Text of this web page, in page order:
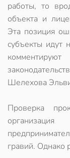
работы, то
объекта и
Эта позиция
субъекты идут
Шелехова
Проверка
гравий. Однако